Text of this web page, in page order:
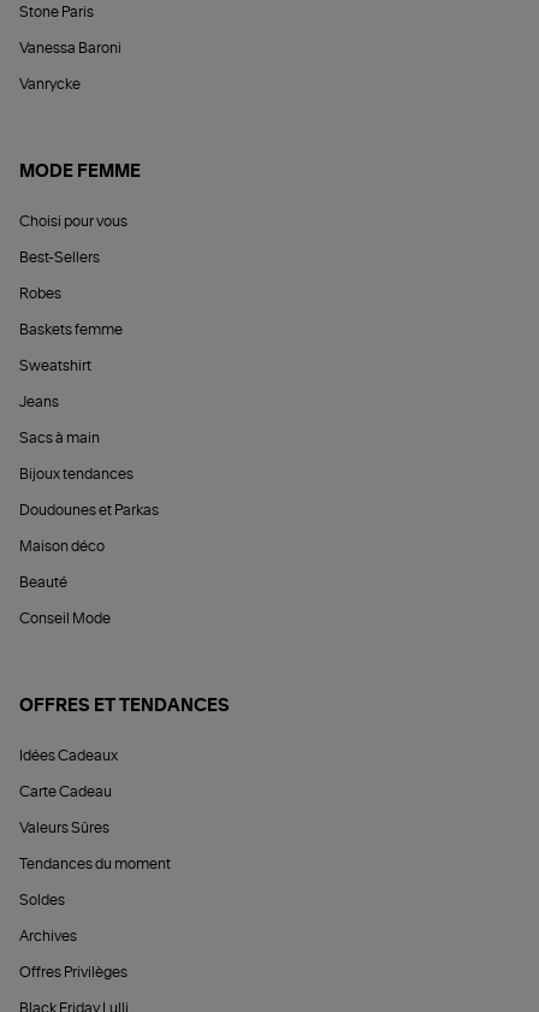
Stone Paris
Vanessa Baroni
Vanrycke
MODE FEMME
Choisi pour vous
Best-Sellers
Robes
Baskets femme
Sweatshirt
Jeans
Sacs à main
Bijoux tendances
Doudounes et Parkas
Maison déco
Beauté
Conseil Mode
OFFRES ET TENDANCES
Idées Cadeaux
Carte Cadeau
Valeurs Sûres
Tendances du moment
Soldes
Archives
Offres Privilèges
Black Friday Lulli